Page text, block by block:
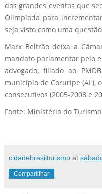
dos grandes eventos que
Olimpíada para
seja visto como uma
Marx Beltrão deixa a
mandato parlamentar pelo
advogado, filiado ao
município de Coruripe (AL),
consecutivos (2005-2008 e
Fonte: Ministério do Turismo
cidadebrasilturismo at
Compartilhar